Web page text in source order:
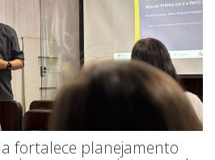
fortalece planejamento